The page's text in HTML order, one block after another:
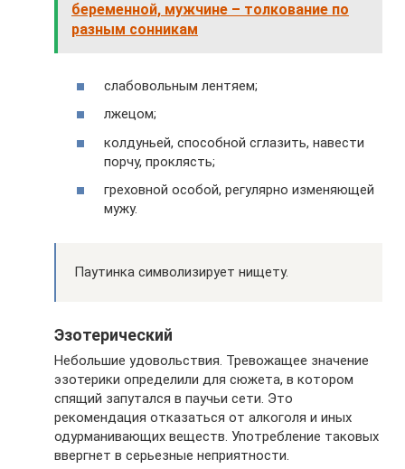
беременной, мужчине – толкование по
разным сонникам
слабовольным лентяем;
лжецом;
колдуньей, способной сглазить, навести
порчу, проклясть;
греховной особой, регулярно изменяющей
мужу.
Паутинка символизирует нищету.
Эзотерический
Небольшие удовольствия. Тревожащее значение
эзотерики определили для сюжета, в котором
спящий запутался в паучьи сети. Это
рекомендация отказаться от алкоголя и иных
одурманивающих веществ. Употребление таковых
ввергнет в серьезные неприятности.